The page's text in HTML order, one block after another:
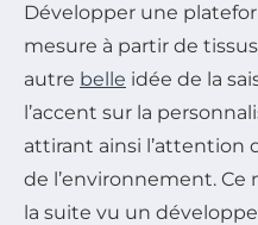
Développer une
mesure à partir de
autre belle idée de la
l’accent sur la
attirant ainsi l’attention
de l’environnement.
la suite vu un